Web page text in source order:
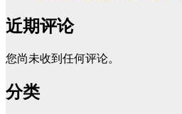
近期评论
您尚未收到任何评论。
分类